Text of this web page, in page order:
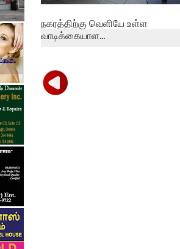
நகரத்திற்கு வெளியே உள்ள
வாடிக்கையாள...